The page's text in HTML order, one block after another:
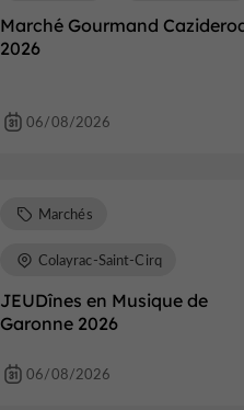
Marché Gourmand
2026
06/08/2026
JEUDînes en Musique de
Garonne 2026
Marchés
Colayrac-Saint-Cirq
06/08/2026